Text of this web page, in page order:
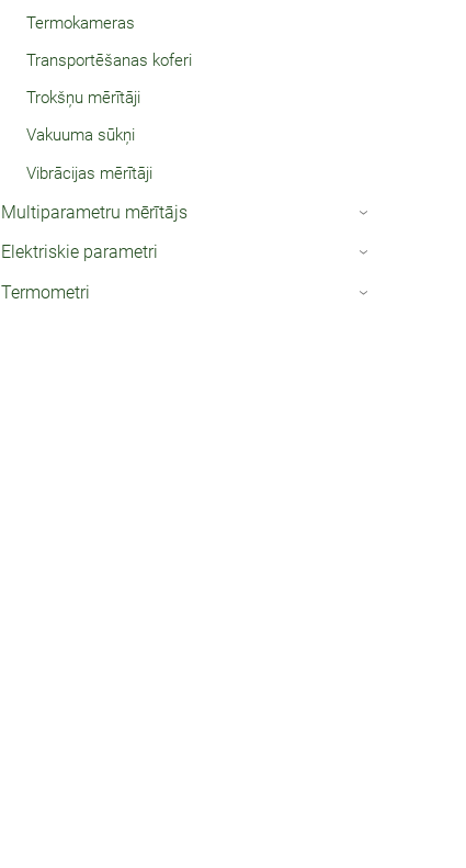
Termokameras
Transportēšanas koferi
Trokšņu mērītāji
Vakuuma sūkņi
Vibrācijas mērītāji
Multiparametru mērītājs ›
Elektriskie parametri ›
Termometri ›